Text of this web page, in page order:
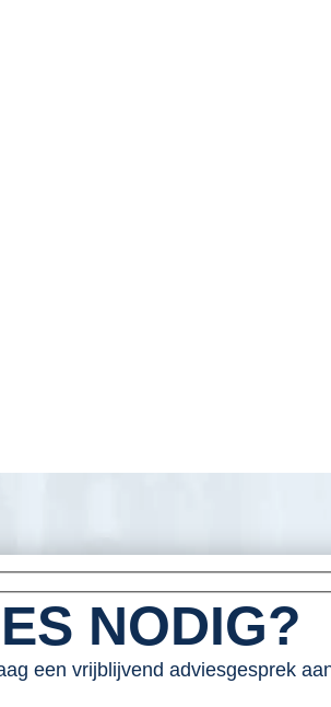
NODIG?
een vrijblijvend adviesgesprek